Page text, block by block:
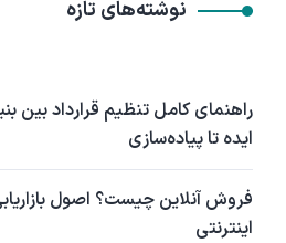
نوشته‌های تازه
راهنمای کامل تنظیم قرارداد بین
ایده تا پیاده‌سازی
فروش آنلاین چیست؟ اصول
اینترنتی